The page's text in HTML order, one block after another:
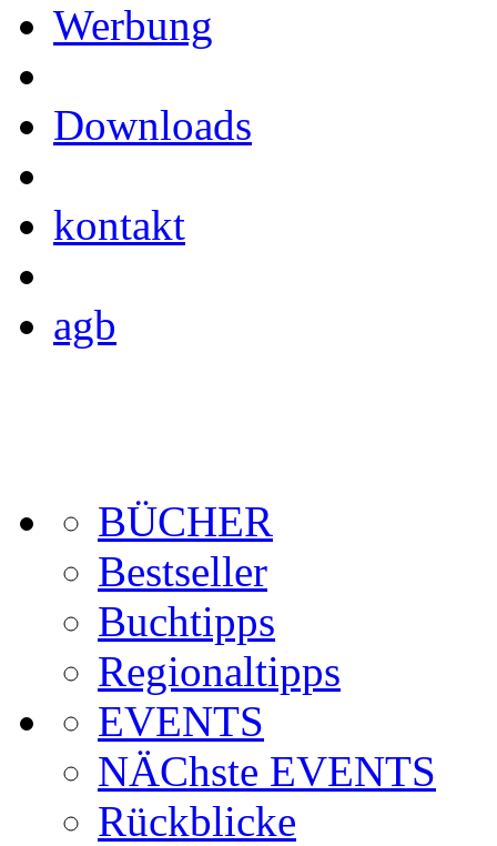
Werbung
Downloads
kontakt
agb
BÜCHER
Bestseller
Buchtipps
Regionaltipps
EVENTS
NÄChste EVENTS
Rückblicke